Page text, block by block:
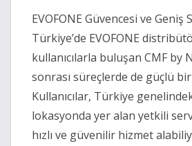
EVOFONE Güvencesi ve Geniş
Türkiye’de EVOFONE
kullanıcılarla buluşan CMF by
sonrası süreçlerde de güçlü
Kullanıcılar, Türkiye
lokasyonda yer alan yetkili
hızlı ve güvenilir hizmet